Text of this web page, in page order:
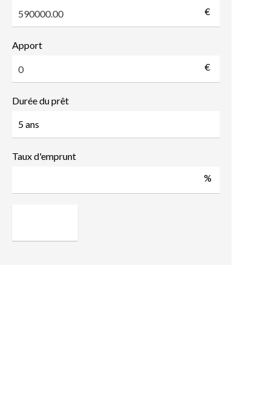
€
Apport
€
Durée du prêt
Taux d'emprunt
%